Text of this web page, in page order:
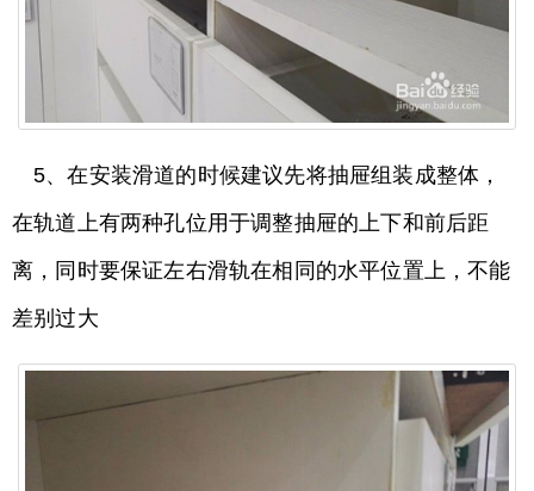
5、在安装滑道的时候建议先将抽屉组装成整体，
在轨道上有两种孔位用于调整抽屉的上下和前后距
离，同时要保证左右滑轨在相同的水平位置上，不能
差别过大